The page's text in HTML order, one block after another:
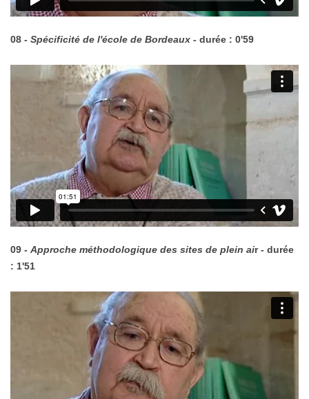
08 - Spécificité de l'école de Bordeaux - durée : 0'59
09 - Approche méthodologique des sites de plein air - durée
: 1'51